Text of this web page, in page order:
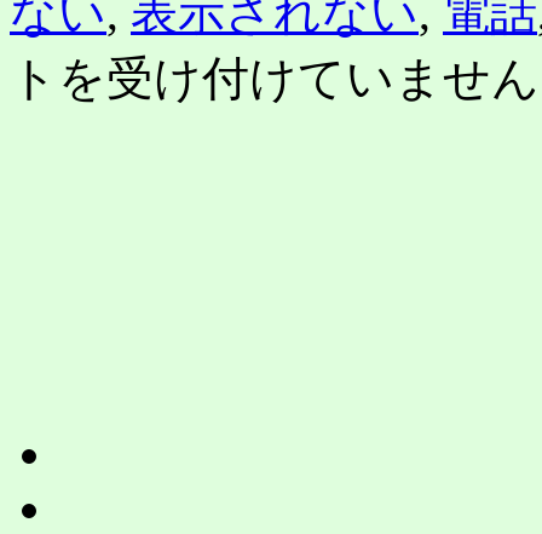
ゴ
ー
ル
デ
ない, 表示されない, 電話
トを受け付けていません